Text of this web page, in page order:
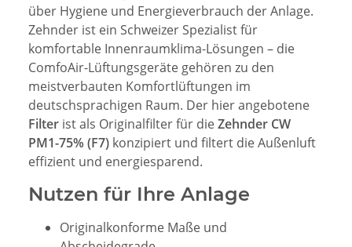
über Hygiene und Energieverbrauch der Anlage.
Zehnder ist ein Schweizer Spezialist für
komfortable Innenraumklima-Lösungen – die
ComfoAir-Lüftungsgeräte gehören zu den
meistverbauten Komfortlüftungen im
deutschsprachigen Raum. Der hier angebotene
Filter ist als Originalfilter für dieZehnder CW
PM1-75% (F7) konzipiert und filtert die Außenluft
effizient und energiesparend.
Nutzen für Ihre Anlage
Originalkonforme Maße und